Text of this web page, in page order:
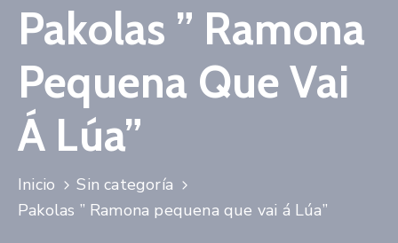
Servizos
Turismo
Directorio
Trámites
Novas
Pakolas ” Ramona
Pequena Que Vai
Á Lúa”
Inicio
Sin categoría
Pakolas ” Ramona pequena que vai á Lúa”